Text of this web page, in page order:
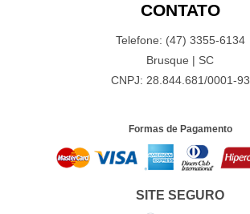
CONTATO
Telefone: (47) 3355-6134
Brusque | SC
CNPJ: 28.844.681/0001-93
Formas de Pagamento
SITE SEGURO